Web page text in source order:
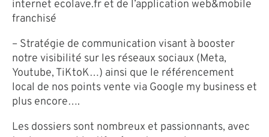
internet ecolave.fr et de l’application web&mobile
franchisé
– Stratégie de communication visant à booster
notre visibilité sur les réseaux sociaux (Meta,
Youtube, TiKtoK…) ainsi que le référencement
local de nos points vente via Google my business et
plus encore….
Les dossiers sont nombreux et passionnants, avec